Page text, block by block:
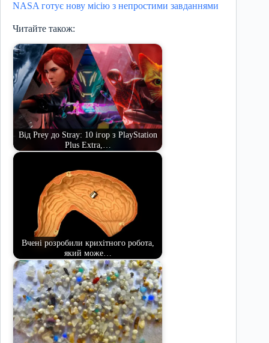
NASA готує нову місію з непростими завданнями
Читайте також:
Від Prey до Stray: 10 ігор з PlayStation
Plus Extra,…
Вчені розробили крихітного робота,
який може…